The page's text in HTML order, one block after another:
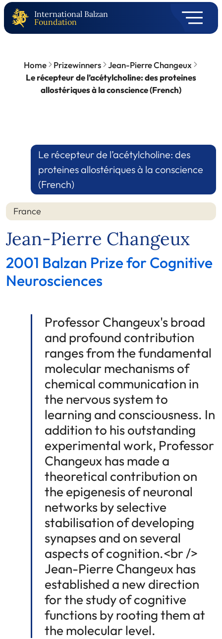
International Balzan
Foundation
Home Prizewinners
Jean-Pierre Changeux
Le récepteur de l’acétylcholine: des proteines
allostériques à la conscience (French)
Le récepteur de l’acétylcholine: des
proteines allostériques à la conscience
(French)
France
Jean-Pierre Changeux
2001 Balzan Prize for Cognitive
Neurosciences
Professor Changeux's broad
and profound contribution
ranges from the fundamental
molecular mechanisms of
chemical communication in
the nervous system to
learning and consciousness. In
addition to his outstanding
experimental work, Professor
Changeux has made a
theoretical contribution on
the epigenesis of neuronal
networks by selective
stabilisation of developing
synapses and on several
aspects of cognition.<br />
Jean-Pierre Changeux has
established a new direction
for the study of cognitive
functions by rooting them at
the molecular level.